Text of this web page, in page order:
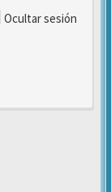
Ocultar sesión